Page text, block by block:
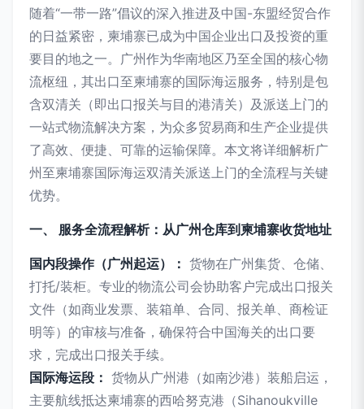
随着“一带一路”倡议的深入推进及中国-东盟经贸合作
的日益紧密，柬埔寨已成为中国企业出口及投资的重
要目的地之一。广州作为华南地区乃至全国的核心物
流枢纽，其出口至柬埔寨的国际海运服务，特别是包
含双清关（即出口报关与目的港清关）及派送上门的
一站式物流解决方案，为众多贸易商和生产企业提供
了高效、便捷、可靠的运输保障。本文将详细解析广
州至柬埔寨国际海运双清关派送上门的全流程与关键
优势。
一、 服务全流程解析：从广州仓库到柬埔寨收货地址
国内段操作（广州起运）： 货物在广州集货、仓储、
打托/装柜。专业的物流公司会协助客户完成出口报关
文件（如商业发票、装箱单、合同、报关单、商检证
明等）的审核与准备，确保符合中国海关的出口要
求，完成出口报关手续。
国际海运段： 货物从广州港（如南沙港）装船启运，
主要航线抵达柬埔寨的西哈努克港（Sihanoukville